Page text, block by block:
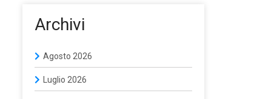
Archivi
Agosto 2026
Luglio 2026